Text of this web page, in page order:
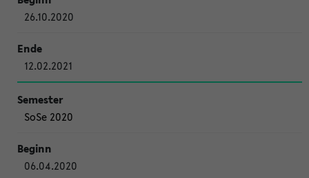
26.10.2020
12.02.2021
SoSe 2020
06.04.2020